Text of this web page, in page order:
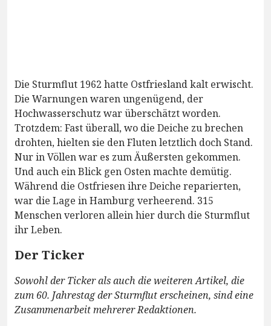
Die Sturmflut 1962 hatte Ostfriesland kalt erwischt.
Die Warnungen waren ungenügend, der
Hochwasserschutz war überschätzt worden.
Trotzdem: Fast überall, wo die Deiche zu brechen
drohten, hielten sie den Fluten letztlich doch Stand.
Nur in Völlen war es zum Äußersten gekommen.
Und auch ein Blick gen Osten machte demütig.
Während die Ostfriesen ihre Deiche reparierten,
war die Lage in Hamburg verheerend. 315
Menschen verloren allein hier durch die Sturmflut
ihr Leben.
Der Ticker
Sowohl der Ticker als auch die weiteren Artikel, die
zum 60. Jahrestag der Sturmflut erscheinen, sind eine
Zusammenarbeit mehrerer Redaktionen.